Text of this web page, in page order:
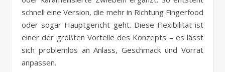
schnell eine Version, die mehr in Richtung Fingerfood
oder sogar Hauptgericht geht. Diese Flexibilität ist
einer der größten Vorteile des Konzepts – es lässt
sich problemlos an Anlass, Geschmack und Vorrat
anpassen.